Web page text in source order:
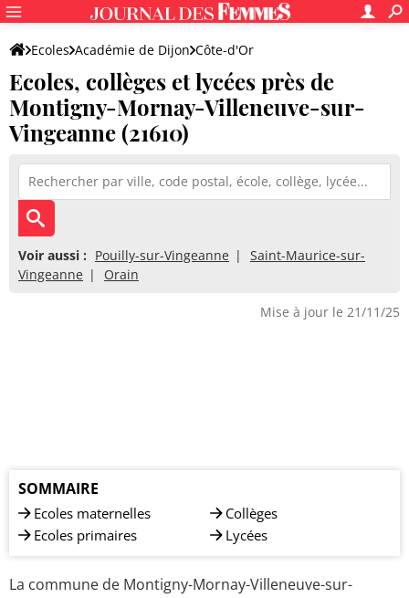
Ecoles Académie de Dijon Côte-d'Or
Ecoles, collèges et lycées près de
Montigny-Mornay-Villeneuve-sur-
Vingeanne (21610)
Voir aussi : Pouilly-sur-Vingeanne
Saint-Maurice-sur-
Vingeanne
Orain
Mise à jour le 21/11/25
SOMMAIRE
Ecoles maternelles
Ecoles primaires
Collèges
Lycées
La commune de Montigny-Mornay-Villeneuve-sur-